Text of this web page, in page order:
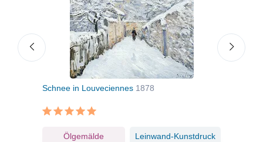
Schnee in Louveciennes 1878
Ölgemälde
Leinwand-Kunstdruck